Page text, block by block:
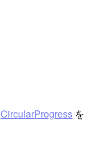
CircularProgress を